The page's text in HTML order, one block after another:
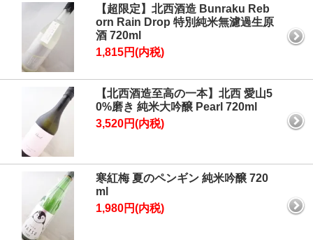
【超限定】北西酒造 Bunraku Reb
orn Rain Drop 特別純米無濾過生原
酒 720ml
1,815円(内税)
【北西酒造至高の一本】北西 愛山5
0%磨き 純米大吟醸 Pearl 720ml
3,520円(内税)
寒紅梅 夏のペンギン 純米吟醸 720
ml
1,980円(内税)